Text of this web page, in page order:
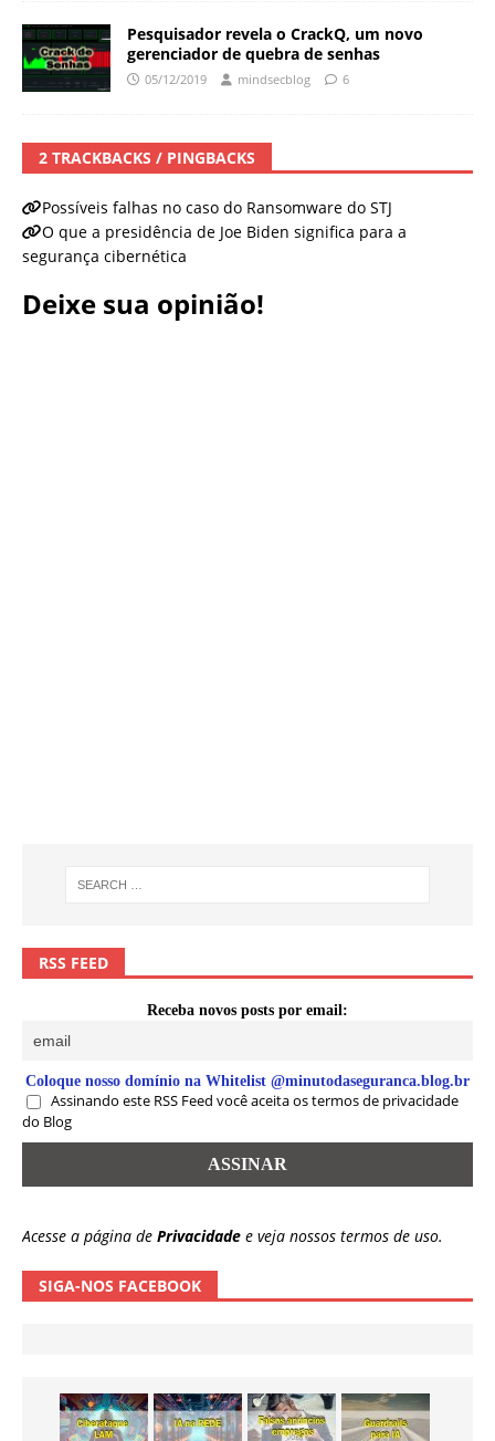
Pesquisador revela o CrackQ, um novo
gerenciador de quebra de senhas
05/12/2019 mindsecblog 6
2 TRACKBACKS / PINGBACKS
Possíveis falhas no caso do Ransomware do STJ
O que a presidência de Joe Biden significa para a
segurança cibernética
Deixe sua opinião!
RSS FEED
Receba novos posts por email:
Coloque nosso domínio na Whitelist @minutodaseguranca.blog.br
Assinando este RSS Feed você aceita os termos de privacidade
do Blog
Acesse a página de Privacidade e veja nossos termos de uso.
SIGA-NOS FACEBOOK